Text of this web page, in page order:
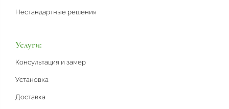
Нестандартные решения
Услуги:
Консультация и замер
Установка
Доставка